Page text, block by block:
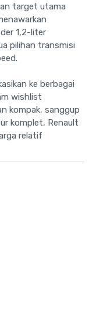
target utama
1,2-liter
pilihan transmisi
ke berbagai
wishlist
kompak, sanggup
komplet, Renault
relatif